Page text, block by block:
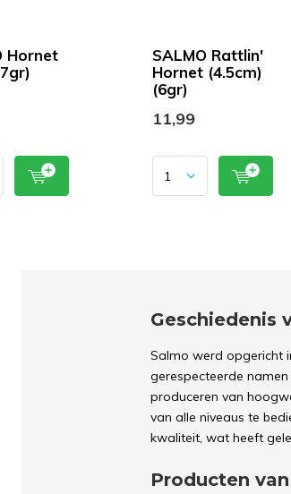
Hornet
SALMO Rattlin'
Hornet (4.5cm)
(6gr)
11,99
Geschiedenis
Salmo werd opgericht
gerespecteerde
produceren van
van alle niveaus te
kwaliteit, wat heeft
Producten